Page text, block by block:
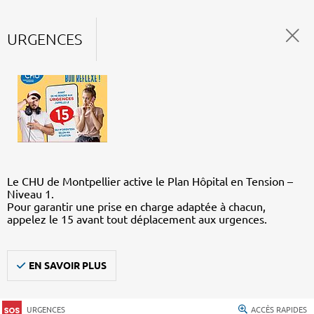
URGENCES
Le CHU de Montpellier active le Plan Hôpital en Tension –
Niveau 1.
Pour garantir une prise en charge adaptée à chacun,
appelez le 15 avant tout déplacement aux urgences.
EN SAVOIR PLUS
URGENCES ACCÈS RAPIDES